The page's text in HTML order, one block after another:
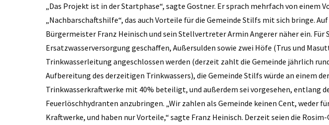
„Das Projekt ist in der Startphase“, sagte Gostner. Er sprach mehrfach von einem
„Nachbarschaftshilfe“, das auch Vorteile für die Gemeinde Stilfs mit sich bringe.
Bürgermeister Franz Heinisch und sein Stellvertreter Armin Angerer näher ein. Für
Ersatzwasserversorgung geschaffen, Außersulden sowie zwei Höfe (Trus und
Trinkwasserleitung angeschlossen werden (derzeit zahlt die Gemeinde jährlich
Aufbereitung des derzeitigen Trinkwassers), die Gemeinde Stilfs würde an einem
Trinkwasserkraftwerke mit 40% beteiligt, und außerdem sei vorgesehen, entlang
Feuerlöschhydranten anzubringen. „Wir zahlen als Gemeinde keinen Cent, weder
Kraftwerke, und haben nur Vorteile,“ sagte Franz Heinisch. Derzeit seien die